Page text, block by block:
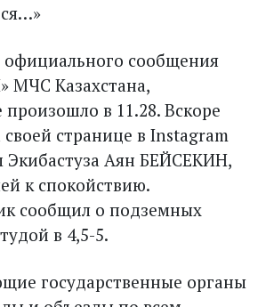
официального сообщения
Казахстана,
произошло в 11.28. Вскоре
своей странице в Instagram
Экибастуза Аян БЕЙСЕКИН,
к спокойствию.
сообщил о подземных
в 4,5-5.
государственные органы